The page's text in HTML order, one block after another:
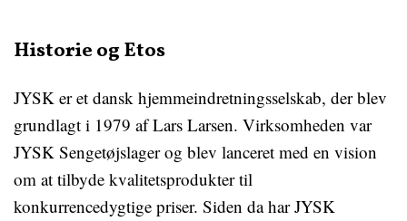
Historie og Etos
JYSK er et dansk hjemmeindretningsselskab, der blev
grundlagt i 1979 af Lars Larsen. Virksomheden var
JYSK Sengetøjslager og blev lanceret med en vision
om at tilbyde kvalitetsprodukter til
konkurrencedygtige priser. Siden da har JYSK